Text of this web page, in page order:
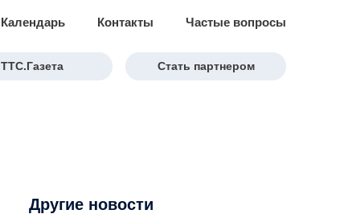
Стать партнером
ТТС.Газета
Календарь Контакты Частые вопросы
Другие новости